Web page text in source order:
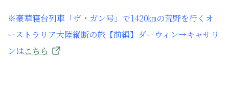
※豪華寝台列車「ザ・ガン号」で1420㎞の荒野を行くオ
ーストラリア大陸縦断の旅【前編】ダーウィン→キャサリ
ンはこちら